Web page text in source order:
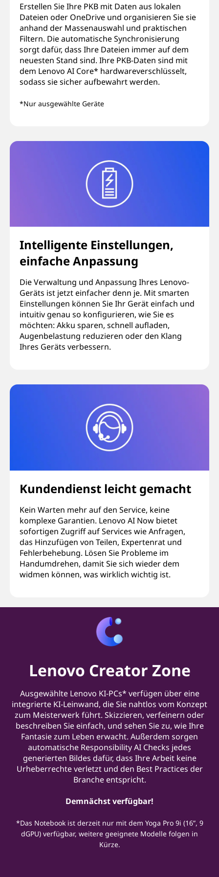
Erstellen Sie Ihre PKB mit Daten aus lokalen
Dateien oder OneDrive und organisieren Sie sie
anhand der Massenauswahl und praktischen
Filtern. Die automatische Synchronisierung
sorgt dafür, dass Ihre Dateien immer auf dem
neuesten Stand sind. Ihre PKB-Daten sind mit
dem Lenovo AI Core* hardwareverschlüsselt,
sodass sie sicher aufbewahrt werden.
*Nur ausgewählte Geräte
Intelligente Einstellungen,
einfache Anpassung
Die Verwaltung und Anpassung Ihres Lenovo-
Geräts ist jetzt einfacher denn je. Mit smarten
Einstellungen können Sie Ihr Gerät einfach und
intuitiv genau so konfigurieren, wie Sie es
möchten: Akku sparen, schnell aufladen,
Augenbelastung reduzieren oder den Klang
Ihres Geräts verbessern.
Kundendienst leicht gemacht
Kein Warten mehr auf den Service, keine
komplexe Garantien. Lenovo AI Now bietet
sofortigen Zugriff auf Services wie Anfragen,
das Hinzufügen von Teilen, Expertenrat und
Fehlerbehebung. Lösen Sie Probleme im
Handumdrehen, damit Sie sich wieder dem
widmen können, was wirklich wichtig ist.
Lenovo Creator Zone
Ausgewählte Lenovo KI-PCs* verfügen über eine
integrierte KI-Leinwand, die Sie nahtlos vom Konzept
zum Meisterwerk führt. Skizzieren, verfeinern oder
beschreiben Sie einfach, und sehen Sie zu, wie Ihre
Fantasie zum Leben erwacht. Außerdem sorgen
automatische Responsibility AI Checks jedes
generierten Bildes dafür, dass Ihre Arbeit keine
Urheberrechte verletzt und den Best Practices der
Branche entspricht.
Demnächst verfügbar!
*Das Notebook ist derzeit nur mit dem Yoga Pro 9i (16”, 9
dGPU) verfügbar, weitere geeignete Modelle folgen in
Kürze.